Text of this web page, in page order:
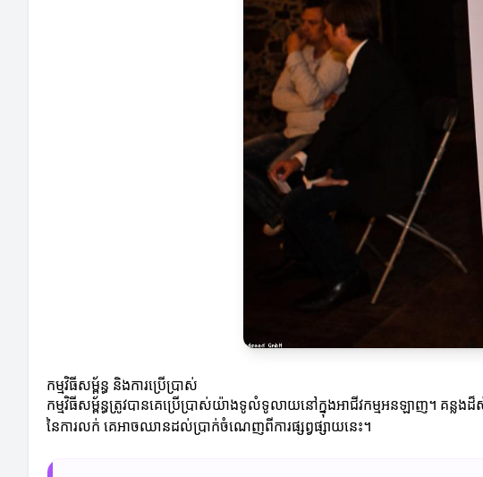
កម្មវិធីសម្ព័ន្ធ និងការប្រើប្រាស់
កម្មវិធីសម្ព័ន្ធត្រូវបានគេប្រើប្រាស់យ៉ាងទូលំទូលាយនៅក្នុងអាជីវកម្មអនឡាញ។ គ
នៃការលក់ គេអាចឈានដល់ប្រាក់ចំណេញពីការផ្សព្វផ្សាយនេះ។